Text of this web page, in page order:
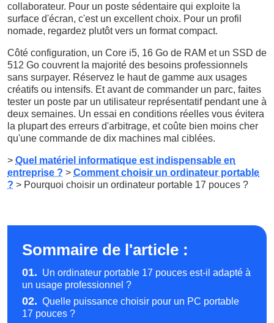
collaborateur. Pour un poste sédentaire qui exploite la
surface d'écran, c'est un excellent choix. Pour un profil
nomade, regardez plutôt vers un format compact.
Côté configuration, un Core i5, 16 Go de RAM et un SSD de
512 Go couvrent la majorité des besoins professionnels
sans surpayer. Réservez le haut de gamme aux usages
créatifs ou intensifs. Et avant de commander un parc, faites
tester un poste par un utilisateur représentatif pendant une à
deux semaines. Un essai en conditions réelles vous évitera
la plupart des erreurs d'arbitrage, et coûte bien moins cher
qu'une commande de dix machines mal ciblées.
> Quel matériel informatique est indispensable en
entreprise ? > Comment choisir un ordinateur portable
? > Pourquoi choisir un ordinateur portable 17 pouces ?
Sommaire de l'article :
01. Un ordinateur portable 17 pouces est-il adapté à
un usage professionnel ?
02. Quelle puissance choisir pour un PC portable
17 pouces ?